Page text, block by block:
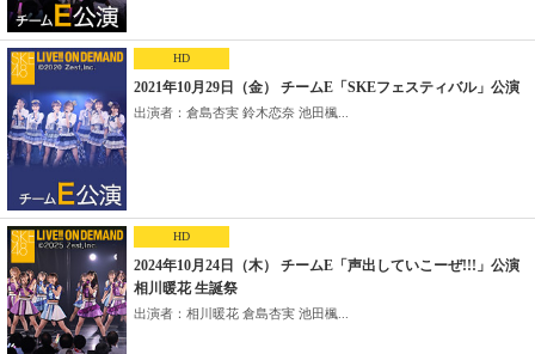
HD
2021年10月29日（金） チームE「SKEフェスティバル」公演
出演者：倉島杏実 鈴木恋奈 池田楓...
HD
2024年10月24日（木） チームE「声出していこーぜ!!!」公演
相川暖花 生誕祭
出演者：相川暖花 倉島杏実 池田楓...